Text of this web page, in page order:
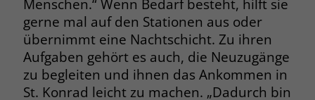
Menschen.“ Wenn Bedarf besteht, hilft sie
gerne mal auf den Stationen aus oder
übernimmt eine Nachtschicht. Zu ihren
Aufgaben gehört es auch, die Neuzugänge
zu begleiten und ihnen das Ankommen in
St. Konrad leicht zu machen. „Dadurch bin
welche Werbeanzeige geklickt wurde,
sodass erzielte Erfolge wie z.B.
Bestellungen oder Kontaktanfragen der
Anzeige zugewiesen werden können.